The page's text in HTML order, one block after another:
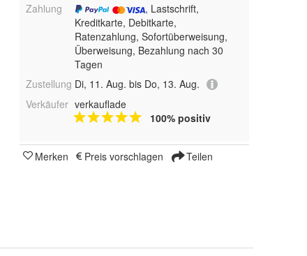
Zahlung
, Lastschrift,
Kreditkarte, Debitkarte,
Ratenzahlung, Sofortüberweisung,
Überweisung, Bezahlung nach 30
Tagen
Zustellung Di, 11. Aug. bis Do, 13. Aug.
Verkäufer verkauflade
100% positiv
Merken Preis vorschlagen Teilen